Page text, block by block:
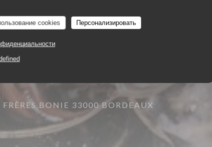
cookies Персонализировать
FRÈRES BONIE 33000 BORDEAUX